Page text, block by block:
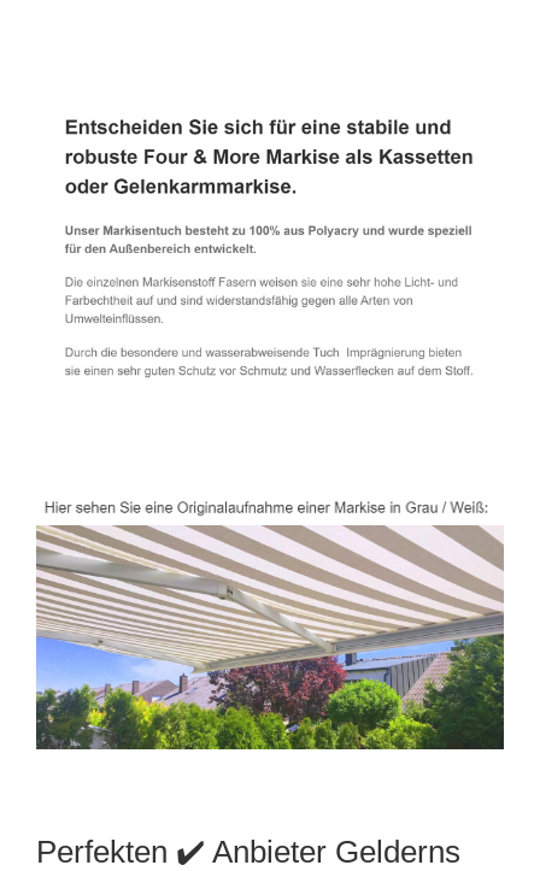
Perfekten ✔️ Anbieter Gelderns